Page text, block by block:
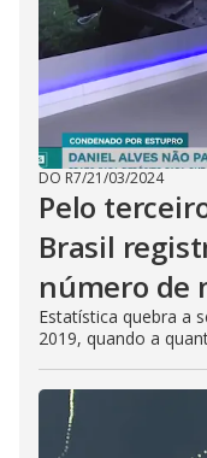
DO R7/21/03/2024
Pelo
Brasil
número de
Estatística quebra a
2019, quando a